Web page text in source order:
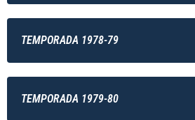
TEMPORADA 1978-79
TEMPORADA 1979-80